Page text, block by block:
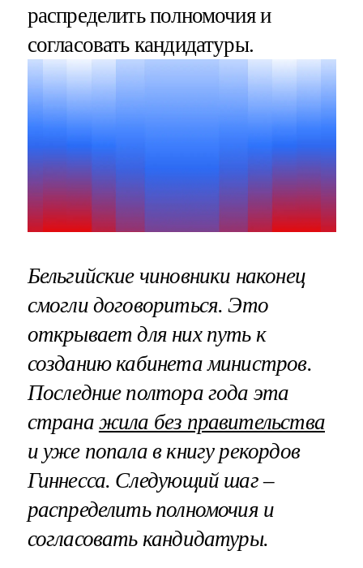
распределить полномочия и
согласовать кандидатуры.
Бельгийские чиновники наконец
смогли договориться. Это
открывает для них путь к
созданию кабинета министров.
Последние полтора года эта
страна жила без правительства
и уже попала в книгу рекордов
Гиннесса. Следующий шаг –
распределить полномочия и
согласовать кандидатуры.